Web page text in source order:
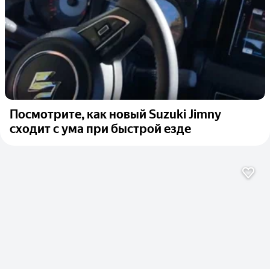
Посмотрите, как новый Suzuki Jimny
сходит с ума при быстрой езде